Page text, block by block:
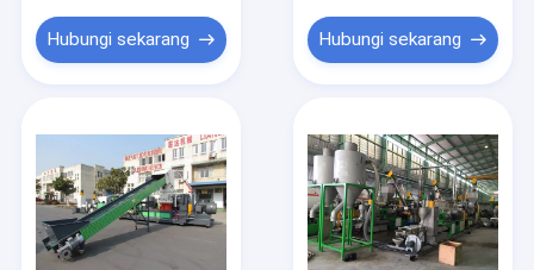
Hubungi sekarang Hubungi sekarang